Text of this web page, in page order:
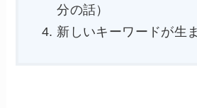
分の話）
新しいキーワードが生